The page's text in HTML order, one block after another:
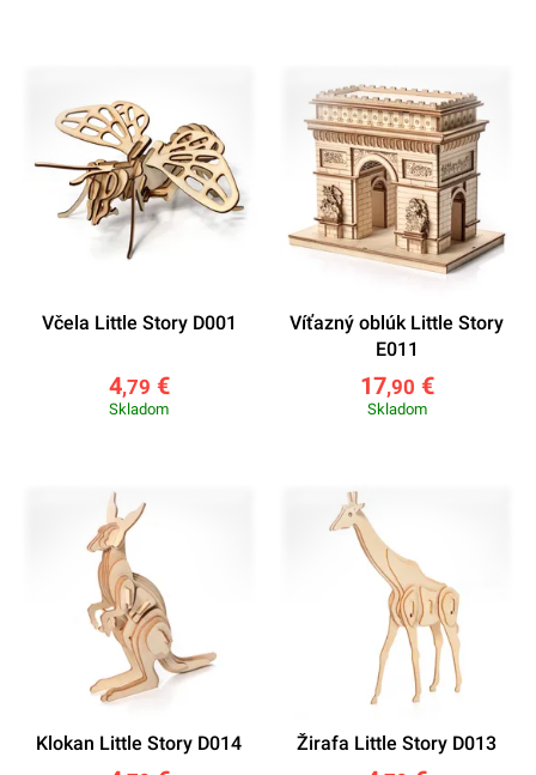
Včela Little Story D001
4,79 €
Skladom
Víťazný oblúk Little Story
E011
17,90 €
Skladom
Klokan Little Story D014 Žirafa Little Story D013